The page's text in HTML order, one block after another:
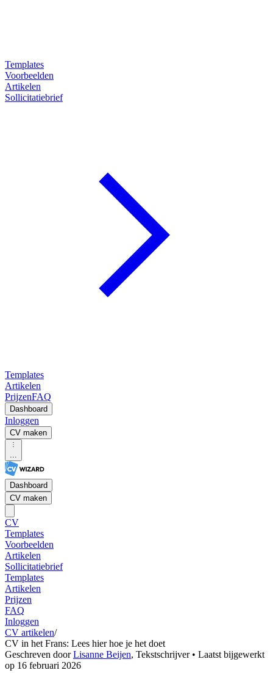
Templates
Voorbeelden
Artikelen
Sollicitatiebrief
Templates
Artikelen
PrijzenFAQ
Dashboard
Inloggen
CV maken
...
Dashboard
CV maken
CV
Templates
Voorbeelden
Artikelen
Sollicitatiebrief
Templates
Artikelen
Prijzen
FAQ
Inloggen
CV artikelen/
CV in het Frans: Lees hier hoe je het doet
Geschreven doorLisanne Beijen, Tekstschrijver• Laatst bijgewerkt
op 16 februari 2026